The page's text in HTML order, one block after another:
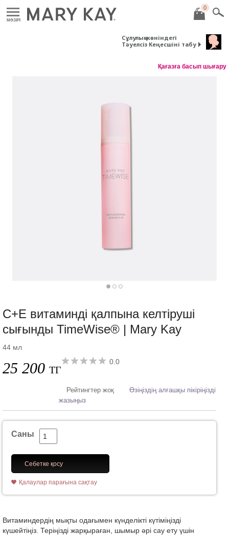
MӘЗІРІ
0
Сұлулық жөніндегі
Тәуелсіз Кеңесшіні табу
Қағазға басып шығару
С+Е витаминді қалпына келтіруші
сығынды TimeWise® | Mary Kay
44 мл
25 200 ТГ
0.0
Рейтингтер жоқ
Өзіңіздің алғашқы пікіріңізді
жазыңыз
Саны
Себетке қосу
Қалаулар парағына сақтау
Витаминдердің мықты одағымен күнделікті күтіміңізді
күшейтіңіз. Теріңізді жарқыраған, шымыр әрі сау ету үшін